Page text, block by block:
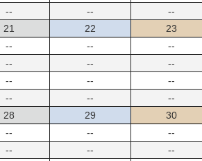
--
--
--
21
--
--
--
--
22
--
--
--
--
23
--
--
--
--
28
--
--
29
--
--
30
--
--